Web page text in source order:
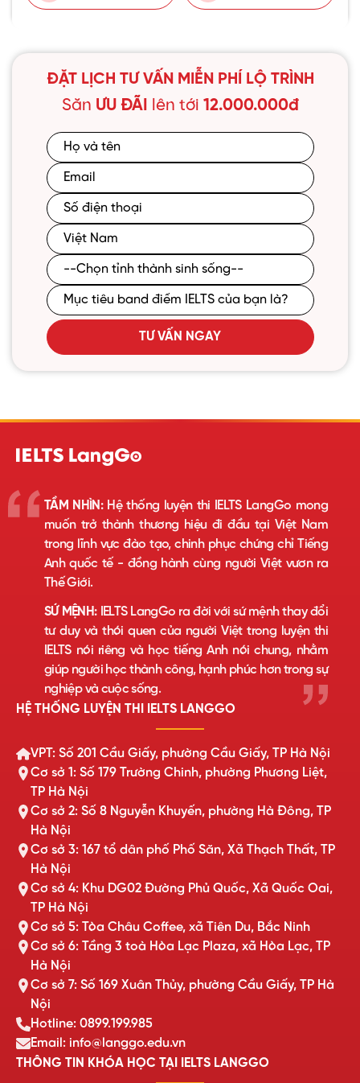
ĐẶT LỊCH TƯ VẤN MIỄN PHÍ LỘ TRÌNH
Săn ƯU ĐÃI lên tới 12.000.000đ
TƯ VẤN NGAY
TẦM NHÌN:Hệ thống luyện thi IELTS LangGo mong
muốn trở thành thương hiệu đi đầu tại Việt Nam
trong lĩnh vực đào tạo, chinh phục chứng chỉ Tiếng
Anh quốc tế - đồng hành cùng người Việt vươn ra
Thế Giới.
SỨ MỆNH:IELTS LangGo ra đời với sứ mệnh thay đổi
tư duy và thói quen của người Việt trong luyện thi
IELTS nói riêng và học tiếng Anh nói chung, nhằm
giúp người học thành công, hạnh phúc hơn trong sự
nghiệp và cuộc sống.
HỆ THỐNG LUYỆN THI IELTS LANGGO
VPT: Số 201 Cầu Giấy, phường Cầu Giấy, TP Hà Nội
Cơ sở 1: Số 179 Trường Chinh, phường Phương Liệt,
TP Hà Nội
Cơ sở 2: Số 8 Nguyễn Khuyến, phường Hà Đông, TP
Hà Nội
Cơ sở 3: 167 tổ dân phố Phố Săn, Xã Thạch Thất, TP
Hà Nội
Cơ sở 4: Khu DG02 Đường Phủ Quốc, Xã Quốc Oai,
TP Hà Nội
Cơ sở 5: Tòa Châu Coffee, xã Tiên Du, Bắc Ninh
Cơ sở 6: Tầng 3 toà Hòa Lạc Plaza, xã Hòa Lạc, TP
Hà Nội
Cơ sở 7: Số 169 Xuân Thủy, phường Cầu Giấy, TP Hà
Nội
Hotline: 0899.199.985
Email: info@langgo.edu.vn
THÔNG TIN KHÓA HỌC TẠI IELTS LANGGO